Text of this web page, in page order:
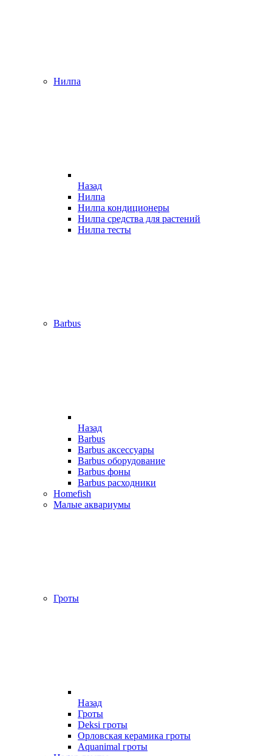
Нилпа
Назад
Нилпа
Нилпа кондиционеры
Нилпа средства для растений
Нилпа тесты
Barbus
Назад
Barbus
Barbus аксессуары
Barbus оборудование
Barbus фоны
Barbus расходники
Homefish
Малые аквариумы
Гроты
Назад
Гроты
Deksi гроты
Орловская керамика гроты
Aquanimal гроты